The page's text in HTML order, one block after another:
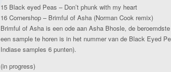
15 Black eyed Peas – Don’t phunk with my heart
16 Cornershop – Brimful of Asha (Norman Cook remix)
Brimful of Asha is een ode aan Asha Bhosle, de
een sample te horen is in het nummer van de Black Eyed
Indiase samples 6 punten).
(in progress)